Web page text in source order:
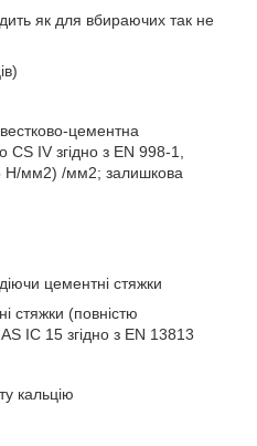
як для вбираючих так не
цементна
IV згідно з EN 998-1,
H/мм2) /мм2; залишкова
цементні стяжки
стяжки (повністю
IC 15 згідно з EN 13813
кальцію